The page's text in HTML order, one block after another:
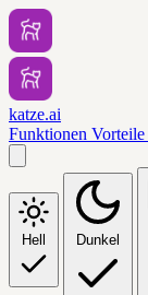
katze.ai
Funktionen Vorteile
Hell Dunkel